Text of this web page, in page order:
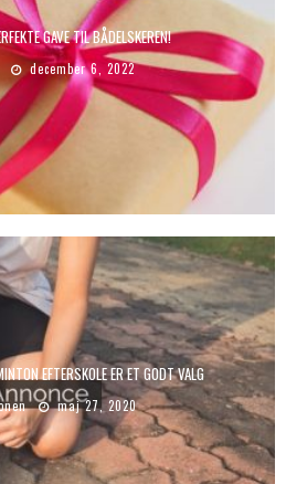
GAVE TIL BÅDELSKEREN!
december 6, 2022
EFTERSKOLE ER ET GODT VALG
maj 27, 2020